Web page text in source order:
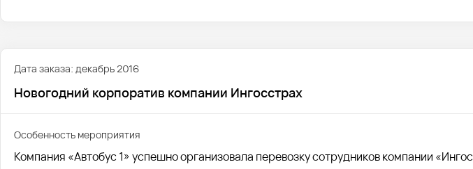
Дата заказа: декабрь 2016
Новогодний корпоратив компании Ингосстрах
Особенность мероприятия
Компания «Автобус 1» успешно организовала перевозку сотрудников компании